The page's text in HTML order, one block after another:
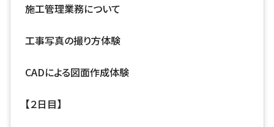
施工管理業務について
工事写真の撮り方体験
CADによる図面作成体験
【２日目】